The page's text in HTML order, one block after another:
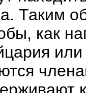
Таким
как
или